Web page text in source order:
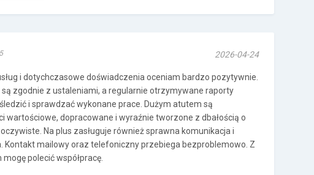
2026-04-24
i dotychczasowe doświadczenia oceniam bardzo pozytywnie.
są zgodnie z ustaleniami, a regularnie otrzymywane raporty
i sprawdzać wykonane prace. Dużym atutem są
wartościowe, dopracowane i wyraźnie tworzone z dbałością o
Na plus zasługuje również sprawna komunikacja i
Kontakt mailowy oraz telefoniczny przebiega bezproblemowo. Z
polecić współpracę.